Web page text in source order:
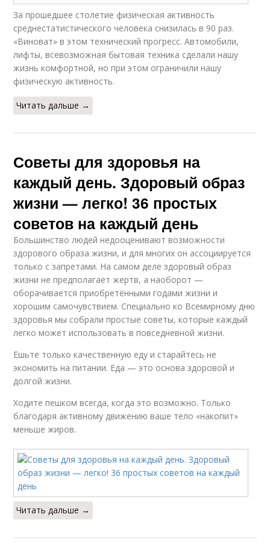
За прошедшее столетие физическая активность
среднестатистического человека снизилась в 90 раз.
«Виноват» в этом технический прогресс. Автомобили,
лифты, всевозможная бытовая техника сделали нашу
жизнь комфортной, но при этом ограничили нашу
физическую активность.
Читать дальше →
Советы для здоровья на
каждый день. Здоровый образ
жизни — легко! 36 простых
советов на каждый день
Большинство людей недооценивают возможности
здорового образа жизни, и для многих он ассоциируется
только с запретами. На самом деле здоровый образ
жизни не предполагает жертв, а наоборот —
оборачивается приобретёнными годами жизни и
хорошим самочувствием. Специально ко Всемирному дню
здоровья мы собрали простые советы, которые каждый
легко может использовать в повседневной жизни.
Ешьте только качественную еду и старайтесь не
экономить на питании. Еда — это основа здоровой и
долгой жизни.
Ходите пешком всегда, когда это возможно. Только
благодаря активному движению ваше тело «накопит»
меньше жиров.
Читать дальше →